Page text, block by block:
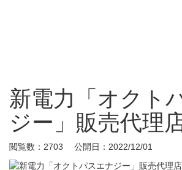
新電力「オクト
ジー」販売代理
閲覧数：2703 公開日：2022/12/01